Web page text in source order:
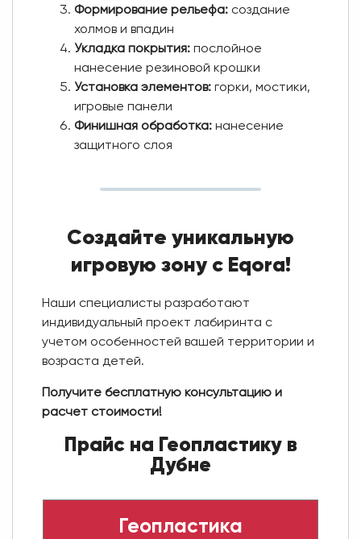
Формирование рельефа:создание
холмов и впадин
Укладка покрытия:послойное
нанесение резиновой крошки
Установка элементов:горки, мостики,
игровые панели
Финишная обработка:нанесение
защитного слоя
Создайте уникальную
игровую зону с Eqora!
Наши специалисты разработают
индивидуальный проект лабиринта с
учетом особенностей вашей территории и
возраста детей.
Получите бесплатную консультацию и
расчет стоимости!
Прайс на Геопластику в
Дубне
Геопластика